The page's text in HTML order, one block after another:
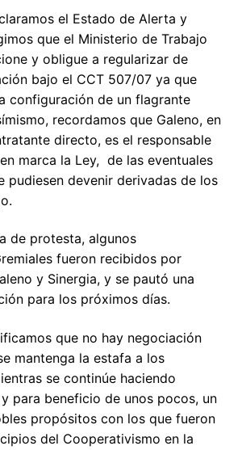
el Estado de Alerta y
que el Ministerio de Trabajo
y obligue a regularizar de
bajo el CCT 507/07 ya que
configuración de un flagrante
recordamos que Galeno, en
directo, es el responsable
marca la Ley, de las eventuales
pudiesen devenir derivadas de los
de protesta, algunos
fueron recibidos por
y Sinergia, y se pautó una
para los próximos días.
que no hay negociación
mantenga la estafa a los
se continúe haciendo
para beneficio de unos pocos, un
propósitos con los que fueron
del Cooperativismo en la